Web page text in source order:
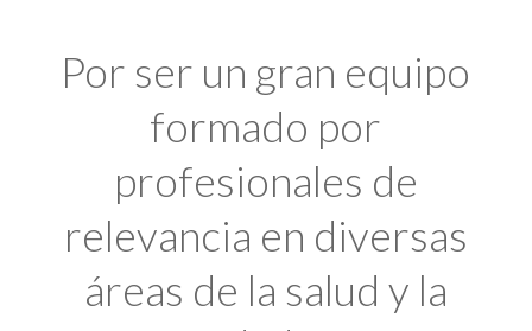
Por ser un gran equipo
formado por
profesionales de
relevancia en diversas
áreas de la salud y la